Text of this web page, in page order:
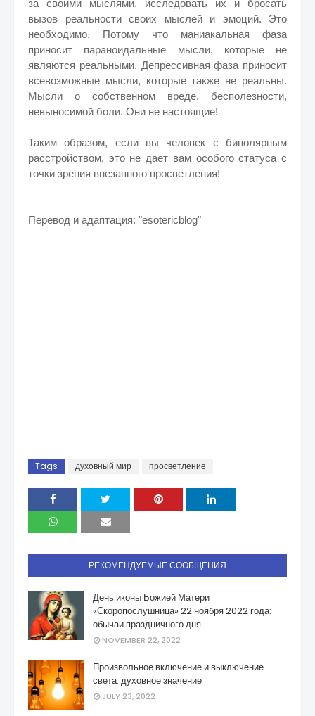
за своими мыслями, исследовать их и бросать
вызов реальности своих мыслей и эмоций. Это
необходимо. Потому что маниакальная фаза
приносит параноидальные мысли, которые не
являются реальными. Депрессивная фаза приносит
всевозможные мысли, которые также не реальны.
Мысли о собственном вреде, бесполезности,
невыносимой боли. Они не настоящие!
Таким образом, если вы человек с биполярным
расстройством, это не дает вам особого статуса с
точки зрения внезапного просветления!
Перевод и адаптация: "esotericblog"
Tags духовный мир просветление
РЕКОМЕНДУЕМЫЕ СООБЩЕНИЯ
День иконы Божией Матери
«Скоропослушница» 22 ноября 2022 года:
обычаи праздничного дня
NOVEMBER 22, 2022
Произвольное включение и выключение
света: духовное значение
JULY 23, 2022